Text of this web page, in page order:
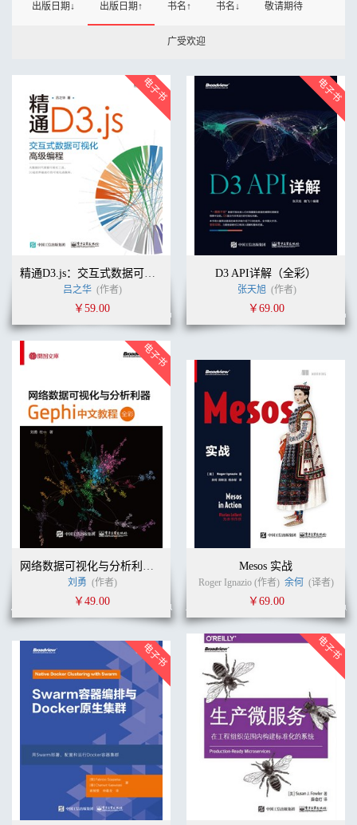
出版日期↓ 出版日期↑ 书名↑ 书名↓ 敬请期待
广受欢迎
精通D3.js：交互式数据可视化高级编程
吕之华 (作者)
￥59.00
D3 API详解（全彩）
张天旭 (作者)
￥69.00
网络数据可视化与分析利器：Gephi 中文教程（全彩）
刘勇 (作者)
￥49.00
Mesos 实战
Roger Ignazio (作者) 余何 (译者)
￥69.00